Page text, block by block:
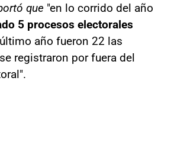
que "en lo corrido del año
5 procesos electorales
año fueron 22 las
registraron por fuera del